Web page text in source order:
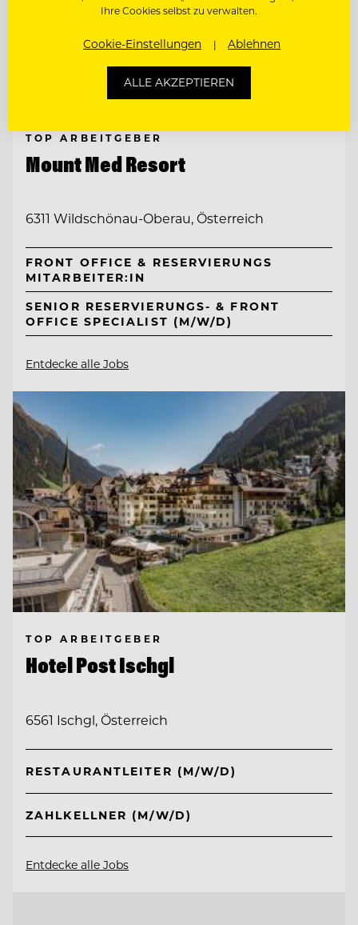
TOP ARBEITGEBER
Mount Med Resort
6311 Wildschönau-Oberau, Österreich
FRONT OFFICE & RESERVIERUNGS
MITARBEITER:IN
SENIOR RESERVIERUNGS- & FRONT
OFFICE SPECIALIST (M/W/D)
Entdecke alle Jobs
TOP ARBEITGEBER
Hotel Post Ischgl
6561 Ischgl, Österreich
RESTAURANTLEITER (M/W/D)
ZAHLKELLNER (M/W/D)
Entdecke alle Jobs
Ihre Cookies selbst zu verwalten.
Cookie-Einstellungen Ablehnen
ALLE AKZEPTIEREN